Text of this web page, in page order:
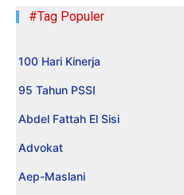
#Tag Populer
100 Hari Kinerja
95 Tahun PSSI
Abdel Fattah El Sisi
Advokat
Aep-Maslani